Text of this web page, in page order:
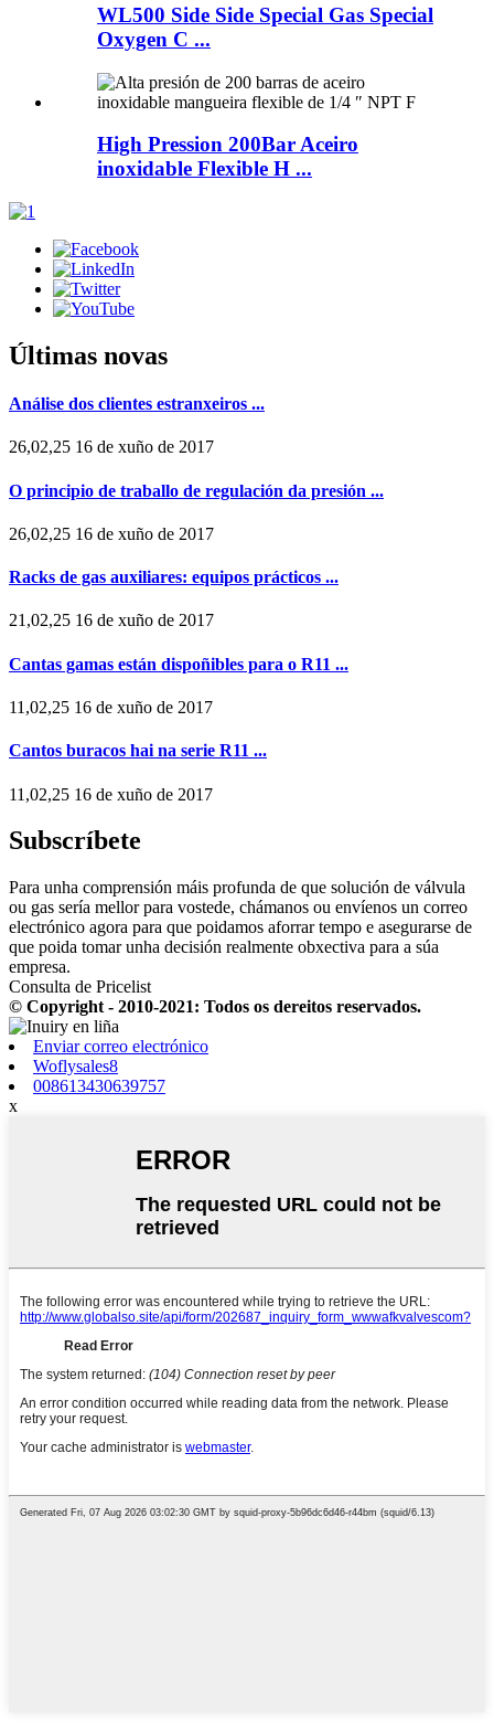
WL500 Side Side Special Gas Special
Oxygen C ...
High Pression 200Bar Aceiro
inoxidable Flexible H ...
Últimas novas
Análise dos clientes estranxeiros ...
26,02,25 16 de xuño de 2017
O principio de traballo de regulación da presión ...
26,02,25 16 de xuño de 2017
Racks de gas auxiliares: equipos prácticos ...
21,02,25 16 de xuño de 2017
Cantas gamas están dispoñibles para o R11 ...
11,02,25 16 de xuño de 2017
Cantos buracos hai na serie R11 ...
11,02,25 16 de xuño de 2017
Subscríbete
Para unha comprensión máis profunda de que solución de válvula
ou gas sería mellor para vostede, chámanos ou envíenos un correo
electrónico agora para que poidamos aforrar tempo e asegurarse de
que poida tomar unha decisión realmente obxectiva para a súa
empresa.
Consulta de Pricelist
© Copyright - 2010-2021: Todos os dereitos reservados.
Enviar correo electrónico
Woflysales8
008613430639757
x